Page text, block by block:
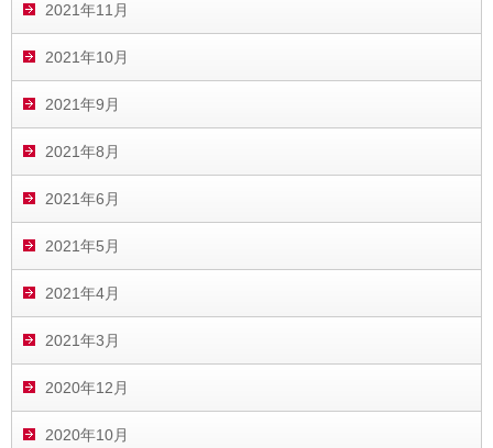
2021年11月
2021年10月
2021年9月
2021年8月
2021年6月
2021年5月
2021年4月
2021年3月
2020年12月
2020年10月